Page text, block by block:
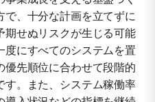
で、十分な計画を立てずに
せぬリスクが生じる可能
にすべてのシステムを置
優先順位に合わせて段階的
す。また、システム稼働率